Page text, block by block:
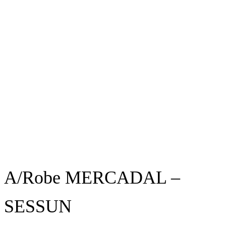
A/Robe MERCADAL –
SESSUN